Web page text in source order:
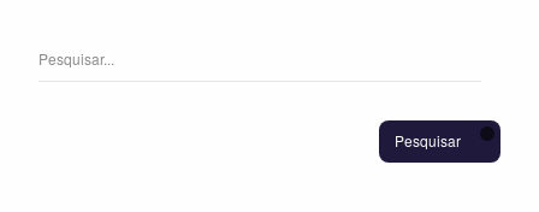
Pesquisar